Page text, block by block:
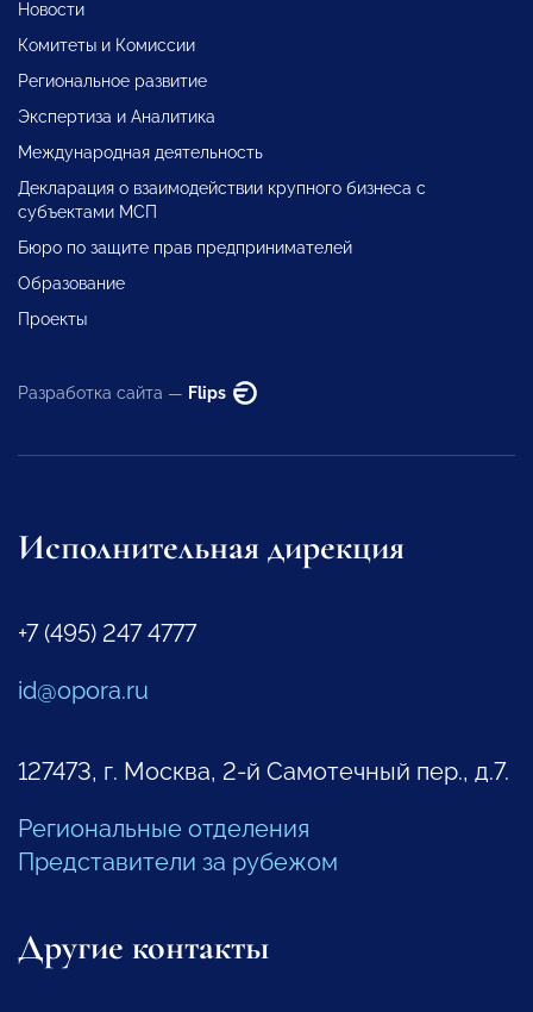
Новости
Комитеты и Комиссии
Региональное развитие
Экспертиза и Аналитика
Международная деятельность
Декларация о взаимодействии крупного бизнеса с
субъектами МСП
Бюро по защите прав предпринимателей
Образование
Проекты
Разработка сайта — Flips
Исполнительная дирекция
+7 (495) 247 4777
id@opora.ru
127473, г. Москва, 2-й Самотечный пер., д.7.
Региональные отделения
Представители за рубежом
Другие контакты